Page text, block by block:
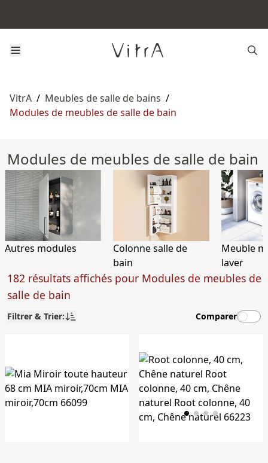
VitrA / Meubles de salle de bains /
Modules de meubles de salle de bain
Modules de meubles de salle de bain
Autres modules
Colonne salle de
bain
Meuble
laver
182 résultats affichés pour Modules de meubles de
salle de bain
Filtrer & Trier: Comparer